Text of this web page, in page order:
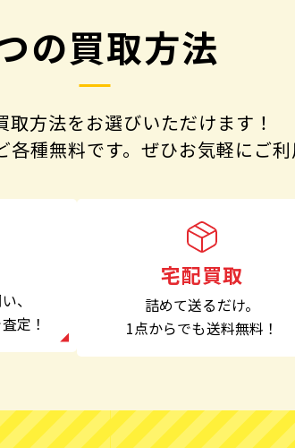
の買取方法
取方法をお選びいただけます！
種無料です。 ぜひお気軽にご利
、
定！
宅配買取
詰めて送るだけ。
1点からでも送料無料！